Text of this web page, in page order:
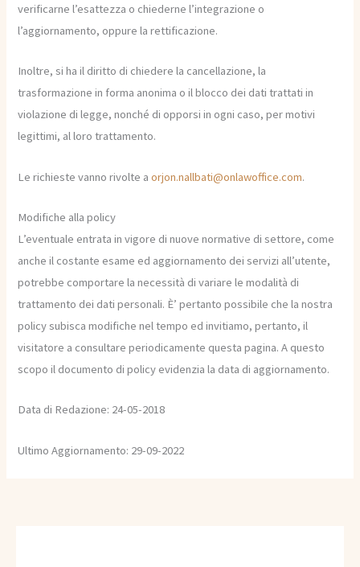
verificarne l’esattezza o chiederne l’integrazione o
l’aggiornamento, oppure la rettificazione.
Inoltre, si ha il diritto di chiedere la cancellazione, la
trasformazione in forma anonima o il blocco dei dati trattati in
violazione di legge, nonché di opporsi in ogni caso, per motivi
legittimi, al loro trattamento.
Le richieste vanno rivolte aorjon.nallbati@onlawoffice.com.
Modifiche alla policy
L’eventuale entrata in vigore di nuove normative di settore, come
anche il costante esame ed aggiornamento dei servizi all’utente,
potrebbe comportare la necessità di variare le modalità di
trattamento dei dati personali. È’ pertanto possibile che la nostra
policy subisca modifiche nel tempo ed invitiamo, pertanto, il
visitatore a consultare periodicamente questa pagina. A questo
scopo il documento di policy evidenzia la data di aggiornamento.
Data di Redazione: 24-05-2018
Ultimo Aggiornamento: 29-09-2022